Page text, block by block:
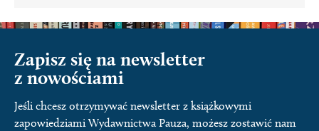
Zapisz się na newsletter
z nowościami
Jeśli chcesz otrzymywać newsletter z książkowymi
zapowiedziami Wydawnictwa Pauza, możesz zostawić nam